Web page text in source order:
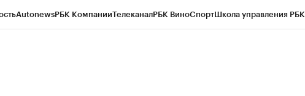
AutonewsРБК КомпанииТелеканалРБК ВиноСпортШкола управления РБК